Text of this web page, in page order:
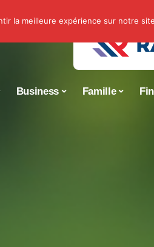
Business Famille
la meilleure expérience sur notre